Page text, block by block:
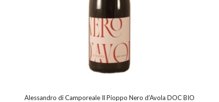
Alessandro di Camporeale Il Pioppo Nero d’Avola DOC BIO